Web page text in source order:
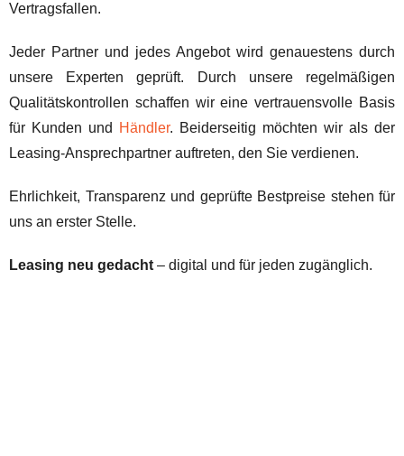
Vertragsfallen.
Jeder Partner und jedes Angebot wird genauestens durch
unsere Experten geprüft. Durch unsere regelmäßigen
Qualitätskontrollen schaffen wir eine vertrauensvolle Basis
für Kunden und
Händler. Beiderseitig möchten wir als der
Leasing-Ansprechpartner auftreten, den Sie verdienen.
Ehrlichkeit, Transparenz und geprüfte Bestpreise stehen für
uns an erster Stelle.
Leasing neu gedacht – digital und für jeden zugänglich.